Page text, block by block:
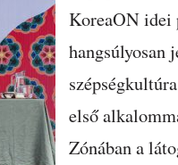
KoreaON idei
hangsúlyosan
első
Zónában a